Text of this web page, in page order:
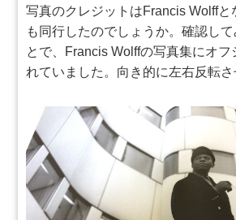
写真のクレジットはFrancis Wolffと
も同行したのでしょうか。確認し
とで、Francis Wolffの写真集にオフ
れていました。向き的に左右反転さ